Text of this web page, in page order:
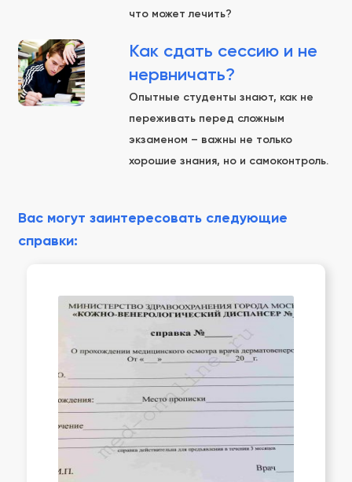
что может лечить?
Как сдать сессию и не
нервничать?
Опытные студенты знают, как не
переживать перед сложным
экзаменом – важны не только
хорошие знания, но и самоконтроль.
Вас могут заинтересовать следующие
справки: